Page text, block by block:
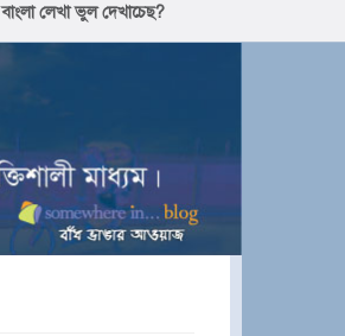
বাংলা লেখা ভুল দেখাচেছ?